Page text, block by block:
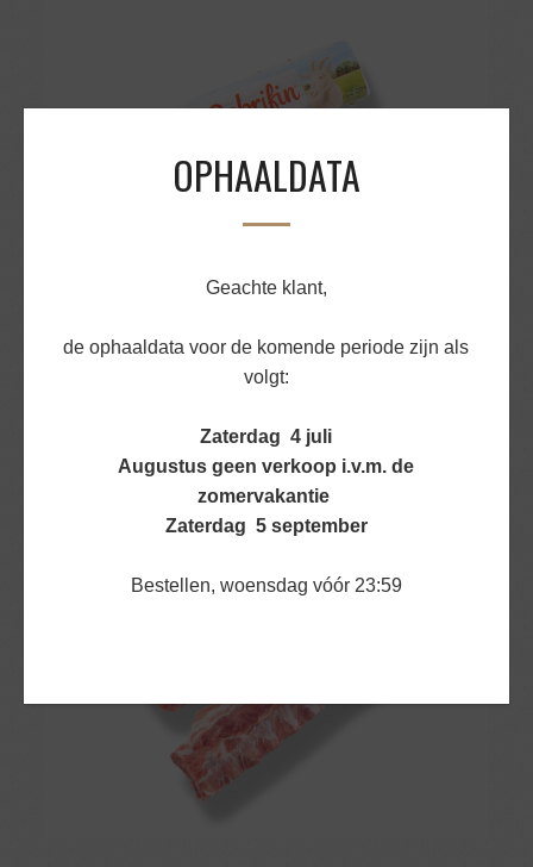
OPHAALDATA
Geachte klant,
de ophaaldata voor de komende periode zijn als
volgt:
Zaterdag 4 juli
Augustus geen verkoop i.v.m. de
zomervakantie
Zaterdag 5 september
Bestellen, woensdag vóór 23:59
GEITENKAAS NATUREL MINI 180GR
€4,51
BEKIJK PRODUCT